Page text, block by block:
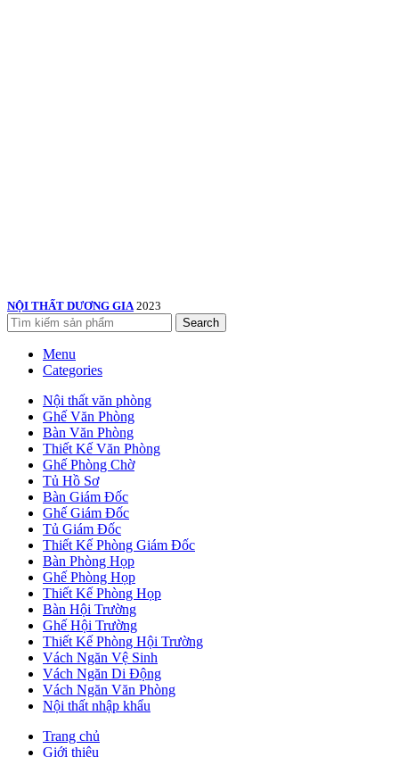
NỘI THẤT DƯƠNG GIA 2023
Search
Menu
Categories
Nội thất văn phòng
Ghế Văn Phòng
Bàn Văn Phòng
Thiết Kế Văn Phòng
Ghế Phòng Chờ
Tủ Hồ Sơ
Bàn Giám Đốc
Ghế Giám Đốc
Tủ Giám Đốc
Thiết Kế Phòng Giám Đốc
Bàn Phòng Họp
Ghế Phòng Họp
Thiết Kế Phòng Họp
Bàn Hội Trường
Ghế Hội Trường
Thiết Kế Phòng Hội Trường
Vách Ngăn Vệ Sinh
Vách Ngăn Di Động
Vách Ngăn Văn Phòng
Nội thất nhập khẩu
Trang chủ
Giới thiệu